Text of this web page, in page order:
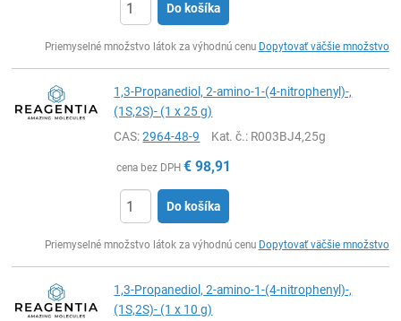
Do košíka
Priemyselné množstvo látok za výhodnú cenu Dopytovať väčšie množstvo
1,3-Propanediol, 2-amino-1-(4-nitrophenyl)-,
(1S,2S)- (1 x 25 g)
CAS:2964-48-9 Kat. č.: R003BJ4,25g
cena bez DPH € 98,91
Do košíka
Priemyselné množstvo látok za výhodnú cenu Dopytovať väčšie množstvo
1,3-Propanediol, 2-amino-1-(4-nitrophenyl)-,
(1S,2S)- (1 x 10 g)